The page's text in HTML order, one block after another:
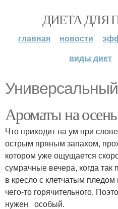
ДИЕТА ДЛЯ
главная новости
виды диет
Ароматы на
Что приходит на ум при
острым пряным запахом,
котором уже ощущается
сумрачные вечера, когда так
в кресло с клетчатым
чего-то горячительного.
нужен особый.